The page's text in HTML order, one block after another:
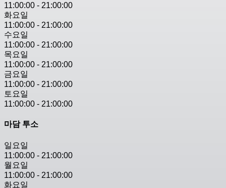
11:00:00 - 21:00:00
화요일
11:00:00 - 21:00:00
수요일
11:00:00 - 21:00:00
목요일
11:00:00 - 21:00:00
금요일
11:00:00 - 21:00:00
토요일
11:00:00 - 21:00:00
마담 투소
일요일
11:00:00 - 21:00:00
월요일
11:00:00 - 21:00:00
화요일